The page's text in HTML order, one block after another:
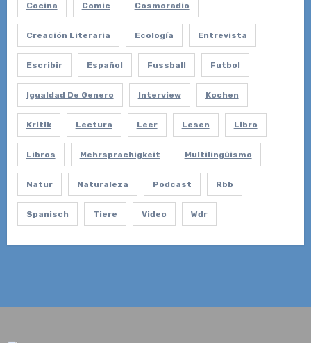
Cocina Comic Cosmoradio
Creación Literaria Ecología Entrevista
Escribir Español Fussball Futbol
Igualdad De Genero Interview Kochen
Kritik Lectura Leer Lesen Libro
Libros Mehrsprachigkeit Multilingüismo
Natur Naturaleza Podcast Rbb
Spanisch Tiere Video Wdr